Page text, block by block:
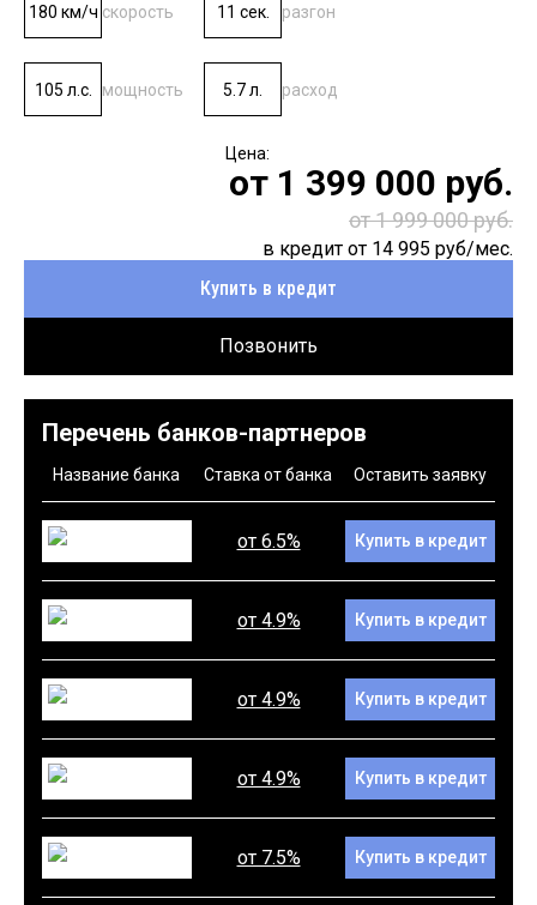
180 км/ч скорость 11 сек. разгон
105 л.с. мощность 5.7 л. расход
от 1 399 000 руб.
от 1 999 000 руб.
в кредит от 14 995 руб/мес.
Купить в кредит
Позвонить
Перечень банков-партнеров
Название банка Ставка от банка Оставить заявку
от 6.5% Купить в кредит
от 4.9% Купить в кредит
от 4.9% Купить в кредит
от 4.9% Купить в кредит
от 7.5% Купить в кредит